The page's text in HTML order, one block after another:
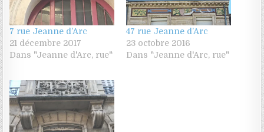
7 rue Jeanne d’Arc
21 décembre 2017
Dans "Jeanne d'Arc, rue"
47 rue Jeanne d’Arc
23 octobre 2016
Dans "Jeanne d'Arc, rue"